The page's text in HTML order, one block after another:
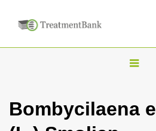
T
g
Bombycilaena